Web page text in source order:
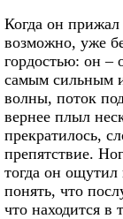
Когда он прижал
возможно, уже
гордостью: он –
самым сильным
волны, поток
вернее плыл
прекратилось,
препятствие.
тогда он ощутил
понять, что
что находится в